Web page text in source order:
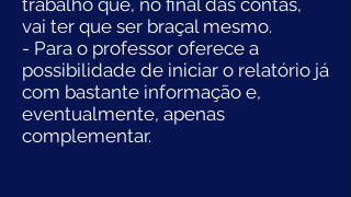
trabalho que, no final das contas,
vai ter que ser braçal mesmo.
- Para o professor oferece a
possibilidade de iniciar o relatório já
com bastante informação e,
eventualmente, apenas
complementar.